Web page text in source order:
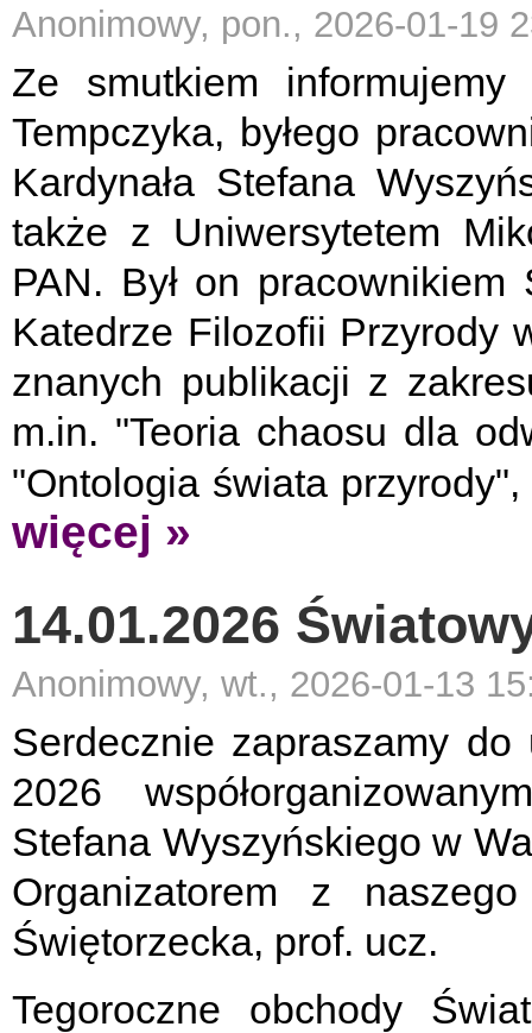
Anonimowy, pon., 2026-01-19
Ze smutkiem
Tempczyka, byłego
Kardynała Stefana
także z Uniwersytetem
PAN. Był on
Katedrze Filozofii Przyrody
znanych publikacji z
m.in. "Teoria chaosu dla
"Ontologia świata
więcej »
14.01.2026
Anonimowy, wt., 2026-01-13
Serdecznie zapraszamy
2026
Stefana Wyszyńskiego w
Organizatorem z
Świętorzecka, prof. ucz.
Tegoroczne obchody